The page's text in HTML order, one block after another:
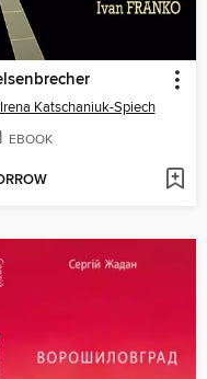
Irena Katschaniuk-Spiech
EBOOK